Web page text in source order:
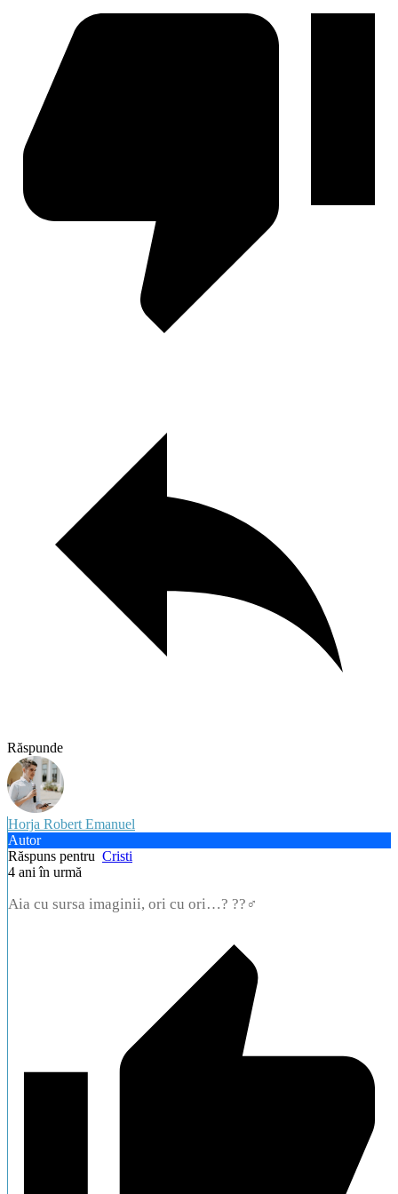
Răspunde
Horja Robert Emanuel
Autor
Răspuns pentru Cristi
4 ani în urmă
Aia cu sursa imaginii, ori cu ori…? ??‍♂️